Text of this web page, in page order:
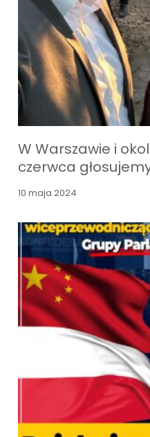
W Warszawie i
czerwca
10 maja 2024